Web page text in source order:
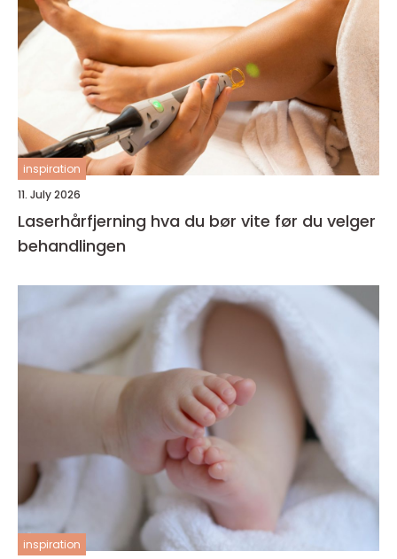
inspiration
11. July 2026
Laserhårfjerning hva du bør vite før du velger
behandlingen
inspiration